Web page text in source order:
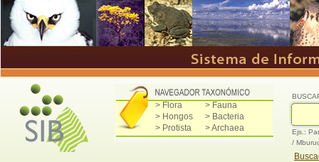
> Flora
> Fauna
> Hongos
> Bacteria
> Protista
> Archaea
Ejs.:
/